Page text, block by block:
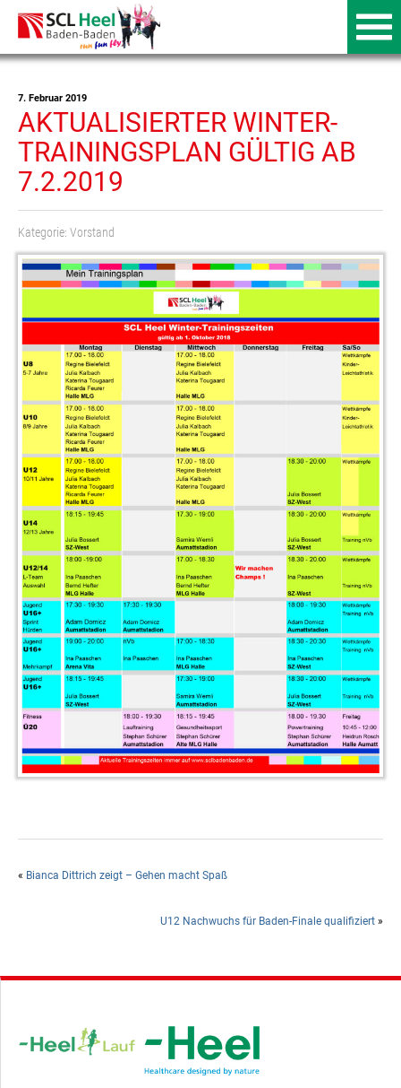
7. Februar 2019
AKTUALISIERTER WINTER-
TRAININGSPLAN GÜLTIG AB
7.2.2019
Kategorie: Vorstand
« Bianca Dittrich zeigt – Gehen macht Spaß
U12 Nachwuchs für Baden-Finale qualifiziert »